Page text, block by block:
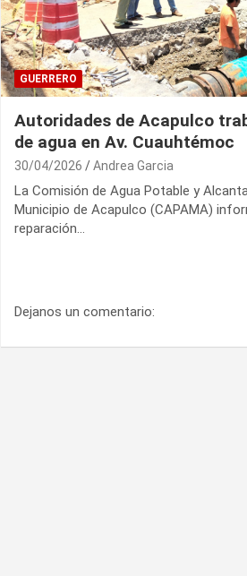
GUERRERO
Autoridades de Acapulco
de agua en Av. Cuauhtémoc
30/04/2026 Andrea Garcia
La Comisión de Agua Potable y
Municipio de Acapulco (CAPAMA)
reparación…
Dejanos un comentario: